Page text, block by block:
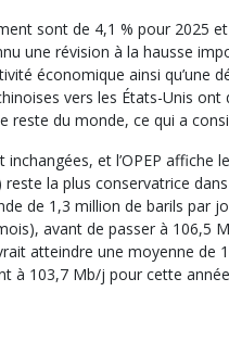
sont de 4,1 % pour 2025
une révision à la hausse
économique ainsi qu’une
vers les États-Unis
du monde, ce qui a
et l’OPEP affiche
reste la plus conservatrice
de 1,3 million de barils
avant de passer à 106,5
atteindre une moyenne
à 103,7 Mb/j pour cette